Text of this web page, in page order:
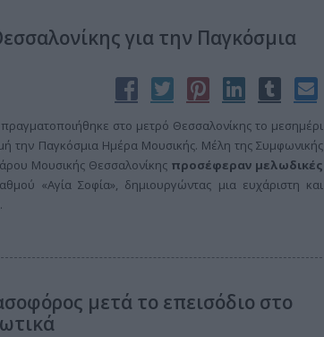
για την Παγκόσμια
στο μετρό Θεσσαλονίκης το μεσημέρι
την Παγκόσμια Ημέρα Μουσικής. Μέλη της Συμφωνικής
Μουσικής Θεσσαλονίκης προσέφεραν μελωδικές
«Αγία Σοφία», δημιουργώντας μια ευχάριστη και
μετά το επεισόδιο στο